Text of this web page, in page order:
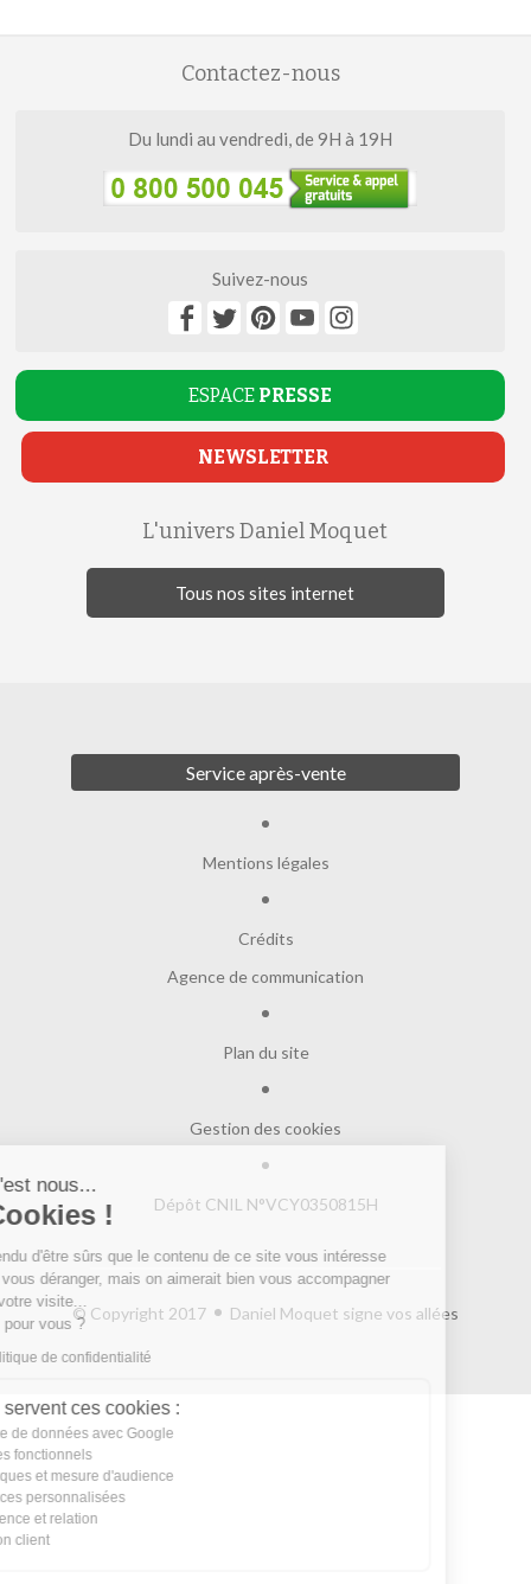
Contactez-nous
Du lundi au vendredi, de 9H à 19H
Suivez-nous
ESPACE PRESSE
NEWSLETTER
L'univers Daniel Moquet
Tous nos sites internet
Service après-vente
Mentions légales
Crédits
Agence de communication
Plan du site
Gestion des cookies
Dépôt CNIL N°VCY0350815H
© Copyright 2017 Daniel Moquet signe vos allées
Salut c'est nous...
les Cookies !
On a attendu d'être sûrs que le contenu de ce site vous intéresse
avant de vous déranger, mais on aimerait bien vous accompagner
pendant votre visite...
C'est OK pour vous ?
Lire la politique de confidentialité
À quoi servent ces cookies :
Partage de données avec Google
Cookies fonctionnels
Statistiques et mesure d'audience
Annonces personnalisées
Expérience et relation
Relation client